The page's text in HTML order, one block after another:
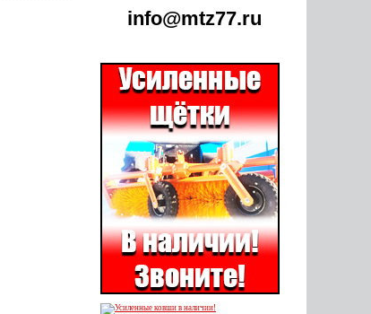
info@mtz77.ru